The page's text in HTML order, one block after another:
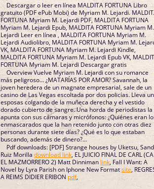
Descargar o leer en línea MALDITA FORTUNA Libro
gratuito (PDF ePub Mobi) de Myriam M. Lejardi.
FORTUNA Myriam M. Lejardi PDF, MALDITA FORTUNA
Myriam M. Lejardi Epub, MALDITA FORTUNA Myriam M.
Lejardi Leer en línea , MALDITA FORTUNA Myriam M.
Lejardi Audiolibro, MALDITA FORTUNA Myriam M.
VK, MALDITA FORTUNA Myriam M. Lejardi Kindle,
MALDITA FORTUNA Myriam M. Lejardi Epub VK,
FORTUNA Myriam M. Lejardi Descargar gratis
Overview Vuelve Myriam M. Lejardi con su romance
más peligroso... ¿MATARÍAS POR AMOR? Savannah, la
joven heredera de un magnate empresarial, sale de un
casino de Las Vegas escoltada por dos policías. Lleva
esposas colgando de la muñeca derecha y el vestido
dorado cubierto de sangre. Una horda de periodistas la
apunta con sus cámaras y micrófonos: ¿Quiénes eran
enmascarados que la han retenido junto con otras diez
personas durante siete días? ¿Qué es lo que estaban
buscando, además de dinero?...
Pdf downloads: [PDF] Strange houses by Uketsu,
Ruiz Morilladownload link, EL JUICIO FINAL DE CARL
EL MAZMORRERO 2) Matt Dinniman link, Fall I Want: A
Novel by Lyra Parish on Iphone New Formatsite,
A REIMS DIDIER ERIBON pdf,